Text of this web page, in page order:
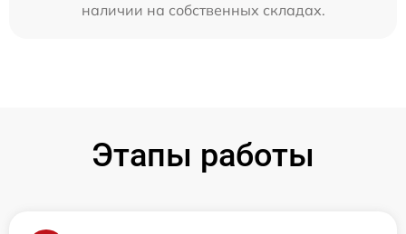
наличии на собственных складах.
Этапы работы